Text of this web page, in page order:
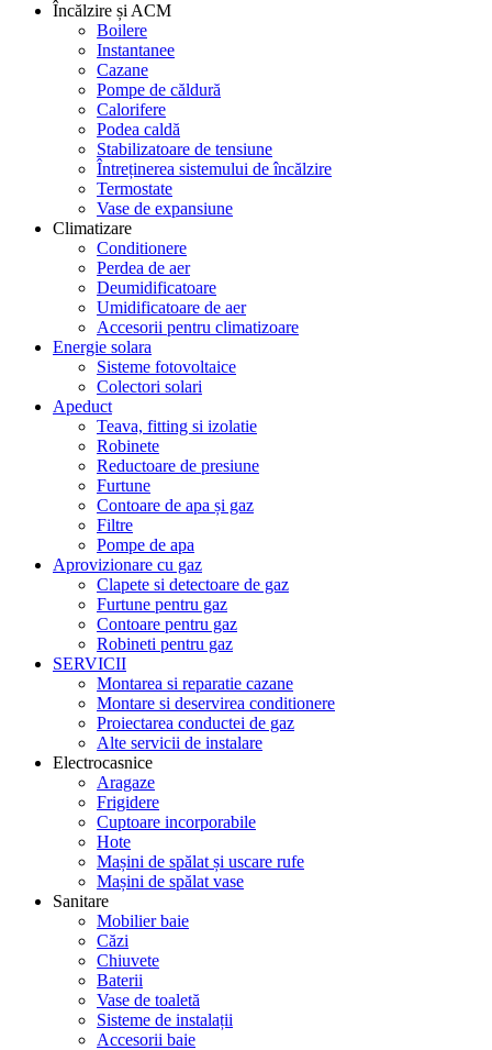
Încălzire și ACM
Boilere
Instantanee
Cazane
Pompe de căldură
Calorifere
Podea caldă
Stabilizatoare de tensiune
Întreținerea sistemului de încălzire
Termostate
Vase de expansiune
Climatizare
Conditionere
Perdea de aer
Deumidificatoare
Umidificatoare de aer
Accesorii pentru climatizoare
Energie solara
Sisteme fotovoltaice
Colectori solari
Apeduct
Teava, fitting si izolatie
Robinete
Reductoare de presiune
Furtune
Contoare de apa și gaz
Filtre
Pompe de apa
Aprovizionare cu gaz
Clapete si detectoare de gaz
Furtune pentru gaz
Contoare pentru gaz
Robineti pentru gaz
SERVICII
Montarea si reparatie cazane
Montare si deservirea conditionere
Proiectarea conductei de gaz
Alte servicii de instalare
Electrocasnice
Aragaze
Frigidere
Cuptoare incorporabile
Hote
Mașini de spălat și uscare rufe
Mașini de spălat vase
Sanitare
Mobilier baie
Căzi
Chiuvete
Baterii
Vase de toaletă
Sisteme de instalații
Accesorii baie